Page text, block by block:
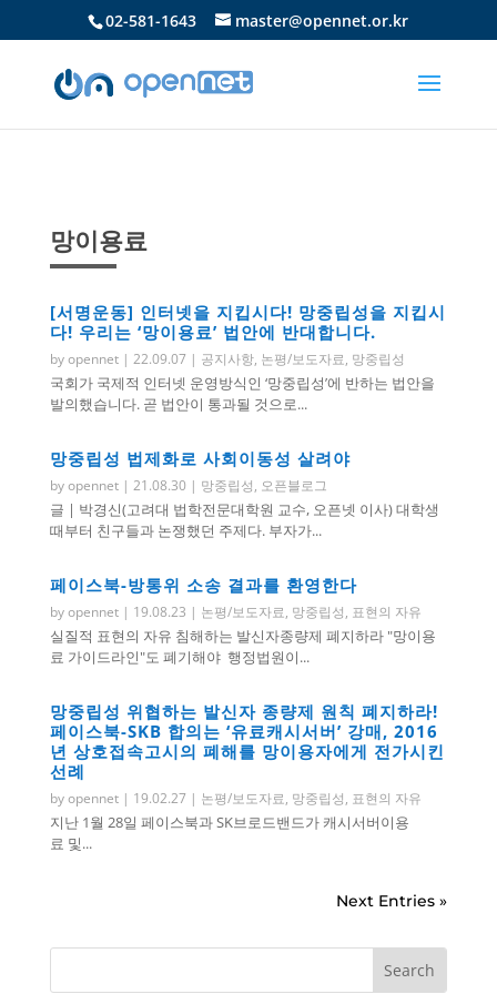
02-581-1643 master@opennet.or.kr
망이용료
[서명운동] 인터넷을 지킵시다! 망중립성을 지킵시
다! 우리는 ‘망이용료’ 법안에 반대합니다.
byopennet| 22.09.07| 공지사항, 논평/보도자료, 망중립성
국회가 국제적 인터넷 운영방식인 ‘망중립성’에 반하는 법안을
발의했습니다. 곧 법안이 통과될 것으로...
망중립성 법제화로 사회이동성 살려야
byopennet| 21.08.30 | 망중립성, 오픈블로그
글 | 박경신(고려대 법학전문대학원 교수, 오픈넷 이사) 대학생
때부터 친구들과 논쟁했던 주제다. 부자가...
페이스북-방통위 소송 결과를 환영한다
byopennet| 19.08.23 | 논평/보도자료, 망중립성, 표현의 자유
실질적 표현의 자유 침해하는 발신자종량제 폐지하라 "망이용
료 가이드라인"도 폐기해야 행정법원이...
망중립성 위협하는 발신자 종량제 원칙 폐지하라!
페이스북-SKB 합의는 ‘유료캐시서버’ 강매, 2016
년 상호접속고시의 폐해를 망이용자에게 전가시킨
선례
byopennet| 19.02.27| 논평/보도자료, 망중립성, 표현의 자유
지난 1월 28일 페이스북과 SK브로드밴드가 캐시서버이용
료 및...
Next Entries »